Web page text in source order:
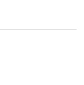
aldığı Yasa-Üstü
arzunun ve sadece
kurduğu
tartışmaya açıyor.
yenileme ve